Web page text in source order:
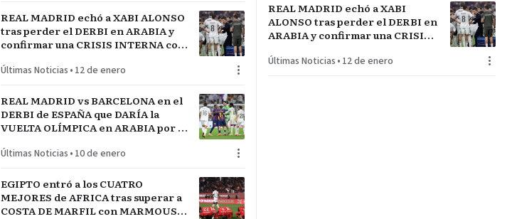
REAL MADRID echó a XABI ALONSO
tras perder el DERBI en ARABIA y
confirmar una CRISIS INTERNA con
Últimas Noticias • 12 de enero
REAL MADRID vs BARCELONA en el
DERBI de ESPAÑA que DARÍA la
VUELTA OLÍMPICA en ARABIA por el
Últimas Noticias • 10 de enero
EGIPTO entró a los CUATRO
MEJORES de AFRICA tras superar a
COSTA DE MARFIL con MARMOUSH
REAL MADRID echó a XABI
ALONSO tras perder el DERBI en
ARABIA y confirmar una CRISIS
referentes del plantel
Últimas Noticias • 12 de enero